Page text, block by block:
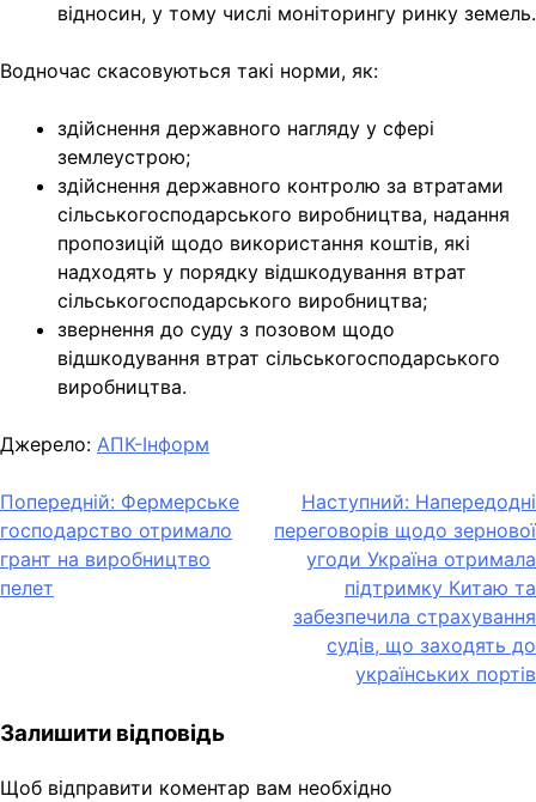
відносин, у тому числі моніторингу ринку земель.
Водночас скасовуються такі норми, як:
здійснення державного нагляду у сфері
землеустрою;
здійснення державного контролю за втратами
сільськогосподарського виробництва, надання
пропозицій щодо використання коштів, які
надходять у порядку відшкодування втрат
сільськогосподарського виробництва;
звернення до суду з позовом щодо
відшкодування втрат сільськогосподарського
виробництва.
Джерело: АПК-Інформ
Навігація
записів
Попередній: Фермерське
господарство отримало
грант на виробництво
пелет
Наступний: Напередодні
переговорів щодо зернової
угоди Україна отримала
підтримку Китаю та
забезпечила страхування
судів, що заходять до
українських портів
Залишити відповідь
Щоб відправити коментар вам необхідно